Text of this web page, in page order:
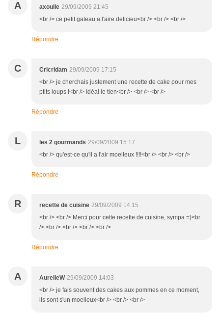
A axoulle 29/09/2009 21:45
<br /> ce petit gateau a l'aire delicieu<br /> <br /> <br />
Répondre
C Cricridam 29/09/2009 17:15
<br /> je cherchais justement une recette de cake pour mes
ptits loups !<br /> Idéal le tien<br /> <br /> <br />
Répondre
L les 2 gourmands 29/09/2009 15:17
<br /> qu'est-ce qu'il a l'air moelleux !!!!<br /> <br /> <br />
Répondre
R recette de cuisine 29/09/2009 14:15
<br /> <br /> Merci pour cette recette de cuisine, sympa =)<br
/> <br /> <br /> <br /> <br />
Répondre
A AurelieW 29/09/2009 14:03
<br /> je fais souvent des cakes aux pommes en ce moment,
ils sont s'un moelleux<br /> <br /> <br />